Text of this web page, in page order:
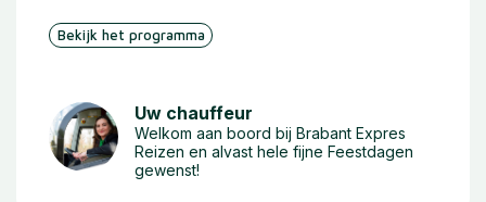
Bekijk het programma
Uw chauffeur
Welkom aan boord bij Brabant Expres
Reizen en alvast hele fijne Feestdagen
gewenst!